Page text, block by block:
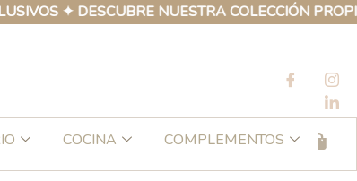
✦ DESCUBRE NUESTRA COLECCIÓN PROPIA DE
COCINA
COMPLEMENTOS